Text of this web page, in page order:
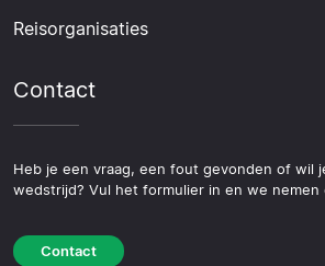
Reisorganisaties
Contact
Heb je een vraag, een fout gevonden of wil
wedstrijd? Vul het formulier in en we nemen
Contact